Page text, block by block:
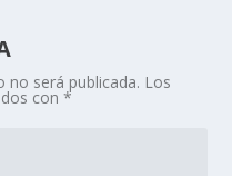
no será publicada. Los
con*